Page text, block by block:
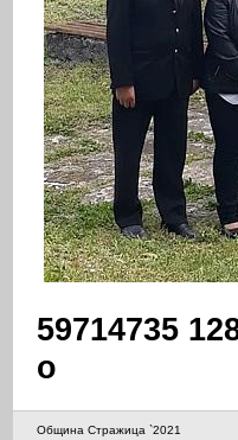
59714735
o
Община Стражица `2021